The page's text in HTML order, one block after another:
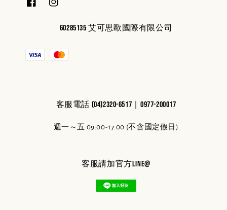
60285135 艾可思歐國際有限公司
客服電話 (04)2320-6517｜0977-200017
週一～五 09:00-17:00 (不含國定假日)
客服請加官方line@